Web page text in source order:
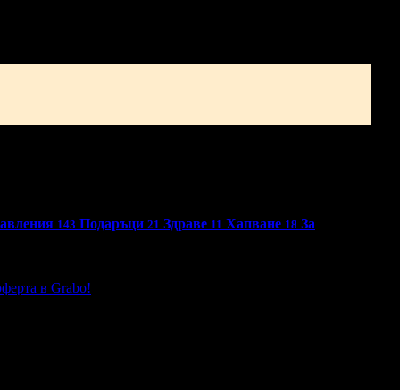
143 Подаръци 21 Здраве 11 Хапване 18 За
в Grabo!